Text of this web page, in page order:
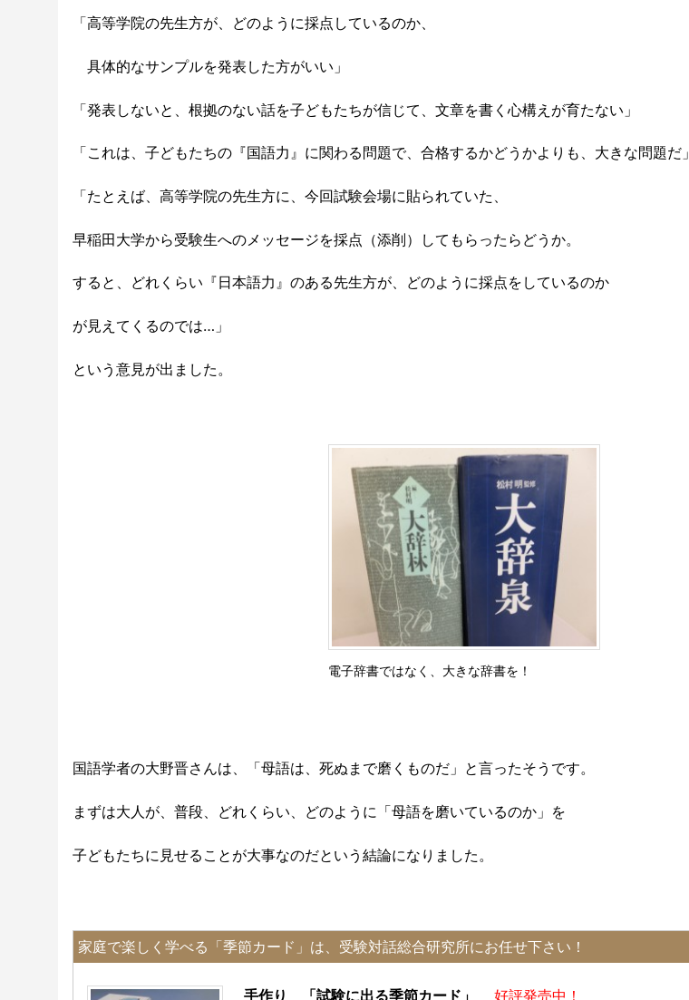
「高等学院の先生方が、どのように採点しているのか、
具体的なサンプルを発表した方がいい」
「発表しないと、根拠のない話を子どもたちが信じて、文章を書く心構えが育たない」
「これは、子どもたちの『国語力』に関わる問題で、合格するかどうかよりも、大きな問題だ」
「たとえば、高等学院の先生方に、今回試験会場に貼られていた、
早稲田大学から受験生へのメッセージを採点（添削）してもらったらどうか。
すると、どれくらい『日本語力』のある先生方が、どのように採点をしているのか
が見えてくるのでは…」
という意見が出ました。
電子辞書ではなく、大きな辞書を！
国語学者の大野晋さんは、「母語は、死ぬまで磨くものだ」と言ったそうです。
まずは大人が、普段、どれくらい、どのように「母語を磨いているのか」を
子どもたちに見せることが大事なのだという結論になりました。
家庭で楽しく学べる「季節カード」は、受験対話総合研究所にお任せ下さい！
手作り 「試験に出る季節カード」 好評発売中！